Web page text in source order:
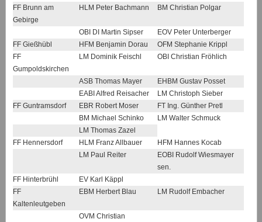
FF Brunn am
Gebirge
HLM Peter Bachmann BM Christian Polgar
OBI DI Martin Sipser
EOV Peter Unterberger
FF Gießhübl
HFM Benjamin Dorau
OFM Stephanie Krippl
FF
Gumpoldskirchen
LM Dominik Feischl OBI Christian Fröhlich
ASB Thomas Mayer
EHBM Gustav Posset
EABI Alfred Reisacher
LM Christoph Sieber
FF Guntramsdorf
EBR Robert Moser
FT Ing. Günther Pretl
BM Michael Schinko
LM Walter Schmuck
LM Thomas Zazel
FF Hennersdorf
HLM Franz Allbauer
HFM Hannes Kocab
LM Paul Reiter
EOBI Rudolf Wiesmayer
sen.
FF Hinterbrühl
EV Karl Käppl
FF
Kaltenleutgeben
EBM Herbert Blau LM Rudolf Embacher
OVM Christian